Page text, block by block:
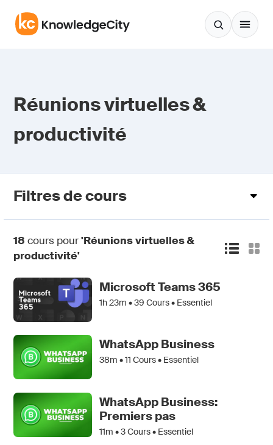
Réunions virtuelles &
productivité
Filtres de cours
18 cours pour'Réunions virtuelles &
productivité'
Microsoft Teams 365
1h 23m •39 Cours • Essentiel
WhatsApp Business
38m •11 Cours • Essentiel
WhatsApp Business:
Premiers pas
11m •3Cours • Essentiel